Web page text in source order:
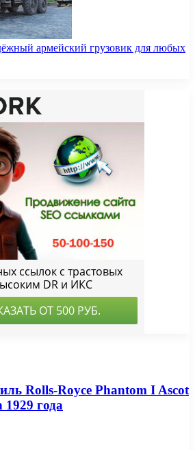
армейский грузовик для любых
Rolls-Royce Phantom I Ascot
1929 года